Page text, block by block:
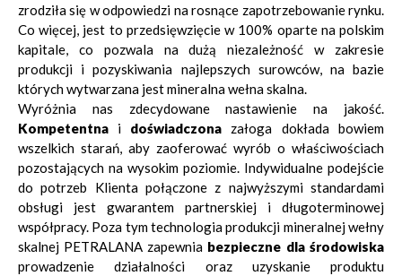
zrodziła się w odpowiedzi na rosnące zapotrzebowanie rynku.
Co więcej, jest to przedsięwzięcie w 100% oparte na polskim
kapitale, co pozwala na dużą niezależność w zakresie
produkcji i pozyskiwania najlepszych surowców, na bazie
których wytwarzana jest mineralna wełna skalna.
Wyróżnia nas zdecydowane nastawienie na jakość.
Kompetentna i doświadczona załoga dokłada bowiem
wszelkich starań, aby zaoferować wyrób o właściwościach
pozostających na wysokim poziomie. Indywidualne podejście
do potrzeb Klienta połączone z najwyższymi standardami
obsługi jest gwarantem partnerskiej i długoterminowej
współpracy. Poza tym technologia produkcji mineralnej wełny
skalnej PETRALANA zapewnia bezpieczne dla środowiska
prowadzenie działalności oraz uzyskanie produktu